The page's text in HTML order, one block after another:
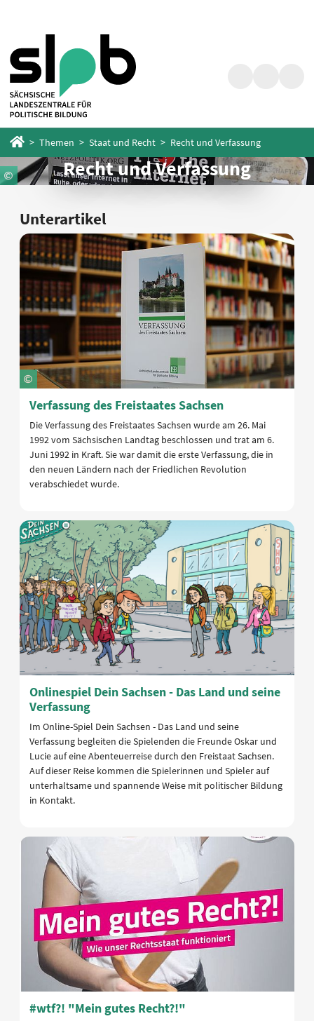
springen
springen
Startseite
Themen Staat und Recht Recht und Verfassung
Recht und Verfassung
Unterartikel
Verfassung des Freistaates Sachsen
Die Verfassung des Freistaates Sachsen wurde am 26. Mai
1992 vom Sächsischen Landtag beschlossen und trat am 6.
Juni 1992 in Kraft. Sie war damit die erste Verfassung, die in
den neuen Ländern nach der Friedlichen Revolution
verabschiedet wurde.
Onlinespiel Dein Sachsen - Das Land und seine
Verfassung
Im Online-Spiel Dein Sachsen - Das Land und seine
Verfassung begleiten die Spielenden die Freunde Oskar und
Lucie auf eine Abenteuerreise durch den Freistaat Sachsen.
Auf dieser Reise kommen die Spielerinnen und Spieler auf
unterhaltsame und spannende Weise mit politischer Bildung
in Kontakt.
#wtf?! "Mein gutes Recht?!"